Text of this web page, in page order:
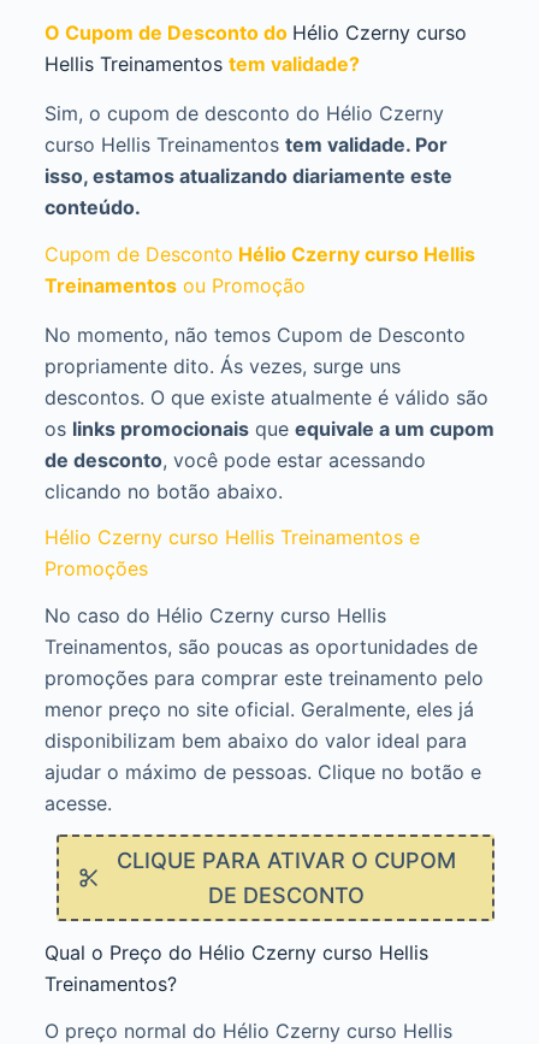
O Cupom de Desconto do Hélio Czerny curso
Hellis Treinamentos tem validade?
Sim, o cupom de desconto do Hélio Czerny
curso Hellis Treinamentos tem validade. Por
isso, estamos atualizando diariamente este
conteúdo.
Cupom de Desconto Hélio Czerny curso Hellis
Treinamentos ou Promoção
No momento, não temos Cupom de Desconto
propriamente dito. Ás vezes, surge uns
descontos. O que existe atualmente é válido são
os links promocionaisque equivale a um cupom
de desconto, você pode estar acessando
clicando no botão abaixo.
Hélio Czerny curso Hellis Treinamentos e
Promoções
No caso do Hélio Czerny curso Hellis
Treinamentos, são poucas as oportunidades de
promoções para comprar este treinamento pelo
menor preço no site oficial. Geralmente, eles já
disponibilizam bem abaixo do valor ideal para
ajudar o máximo de pessoas. Clique no botão e
acesse.
CLIQUE PARA ATIVAR O CUPOM
DE DESCONTO
Qual o Preço do Hélio Czerny curso Hellis
Treinamentos?
O preço normal do Hélio Czerny curso Hellis